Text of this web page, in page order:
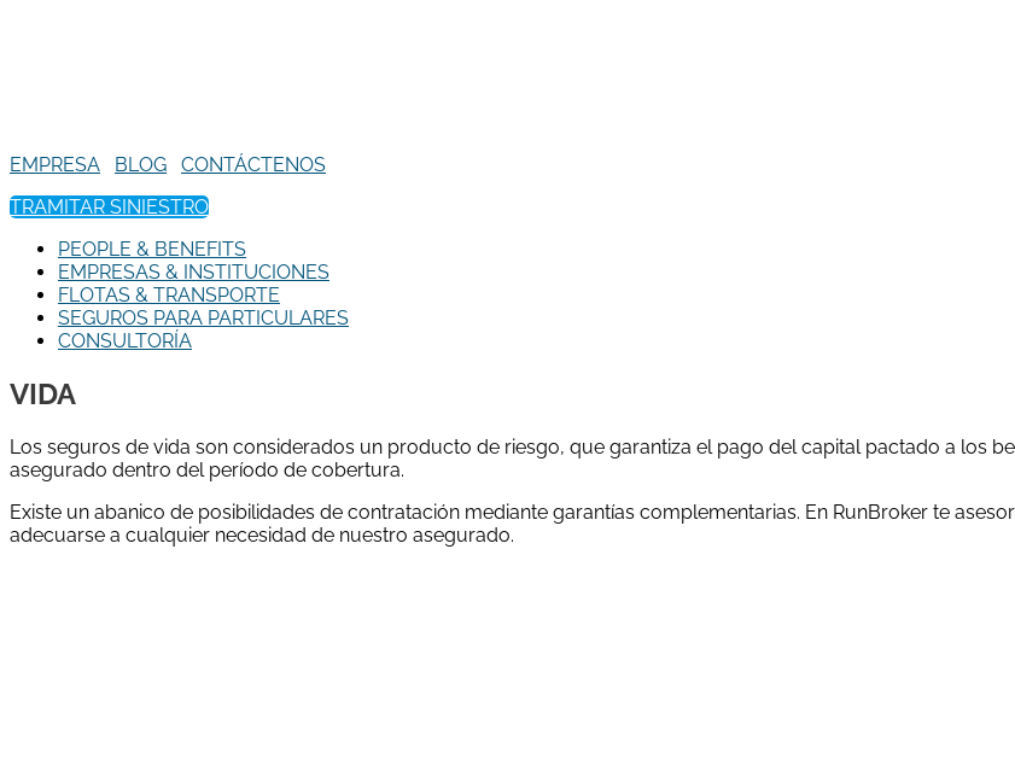
EMPRESA BLOG
CONTÁCTENOS
TRAMITAR SINIESTRO
PEOPLE & BENEFITS
EMPRESAS & INSTITUCIONES
FLOTAS & TRANSPORTE
SEGUROS PARA PARTICULARES
CONSULTORÍA
VIDA
Los seguros de vida son considerados un producto de riesgo, que garantiza el pago del capital pactado a los
asegurado dentro del período de cobertura.
Existe un abanico de posibilidades de contratación mediante garantías complementarias. En RunBroker te
adecuarse a cualquier necesidad de nuestro asegurado.